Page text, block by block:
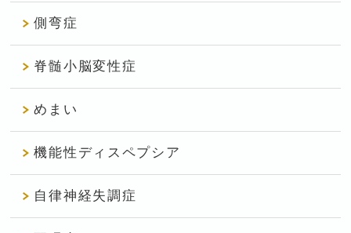
側弯症
脊髄小脳変性症
めまい
機能性ディスペプシア
自律神経失調症